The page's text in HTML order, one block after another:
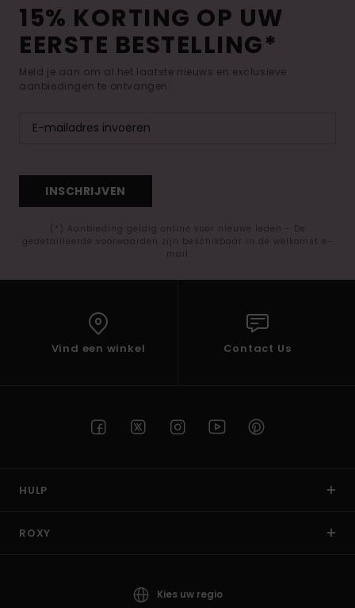
15% KORTING OP UW
EERSTE BESTELLING*
Meld je aan om al het laatste nieuws en exclusieve
aanbiedingen te ontvangen.
INSCHRIJVEN
(*) Aanbieding geldig online voor nieuwe leden - De
gedetailleerde voorwaarden zijn beschikbaar in de welkomst e-
mail
Vind een winkel Contact Us
HULP
ROXY
Kies uw regio